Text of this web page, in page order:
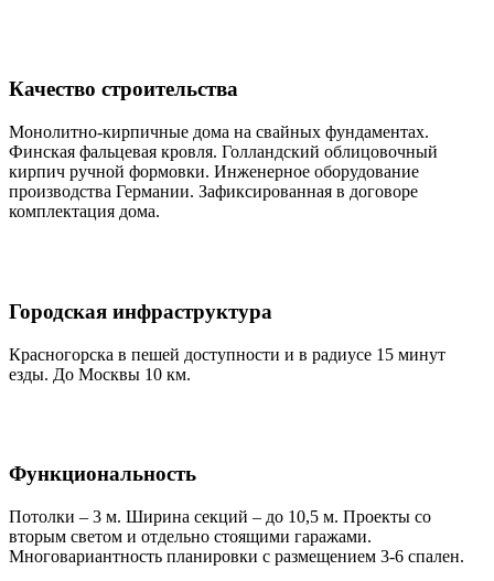
Качество строительства
Монолитно-кирпичные дома на свайных фундаментах.
Финская фальцевая кровля. Голландский облицовочный
кирпич ручной формовки. Инженерное оборудование
производства Германии. Зафиксированная в договоре
комплектация дома.
Городская инфраструктура
Красногорска в пешей доступности и в радиусе 15 минут
езды. До Москвы 10 км.
Функциональность
Потолки – 3 м. Ширина секций – до 10,5 м. Проекты со
вторым светом и отдельно стоящими гаражами.
Многовариантность планировки с размещением 3-6 спален.